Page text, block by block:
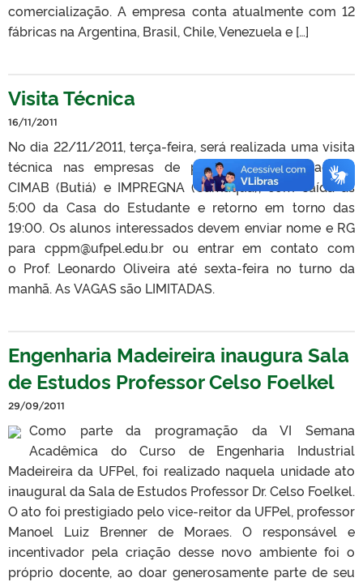
comercialização. A empresa conta atualmente com 12
fábricas na Argentina, Brasil, Chile, Venezuela e […]
Visita Técnica
16/11/2011
No dia 22/11/2011, terça-feira, será realizada uma visita
técnica nas empresas de preservação de madeira,
CIMAB (Butiá) e IMPREGNA (Camaquã), com saída as
5:00 da Casa do Estudante e retorno em torno das
19:00. Os alunos interessados devem enviar nome e RG
para cppm@ufpel.edu.br ou entrar em contato com
o Prof. Leonardo Oliveira até sexta-feira no turno da
manhã. As VAGAS são LIMITADAS.
Engenharia Madeireira inaugura Sala
de Estudos Professor Celso Foelkel
29/09/2011
Como parte da programação da VI Semana
Acadêmica do Curso de Engenharia Industrial
Madeireira da UFPel, foi realizado naquela unidade ato
inaugural da Sala de Estudos Professor Dr. Celso Foelkel.
O ato foi prestigiado pelo vice-reitor da UFPel, professor
Manoel Luiz Brenner de Moraes. O responsável e
incentivador pela criação desse novo ambiente foi o
próprio docente, ao doar generosamente parte de seu